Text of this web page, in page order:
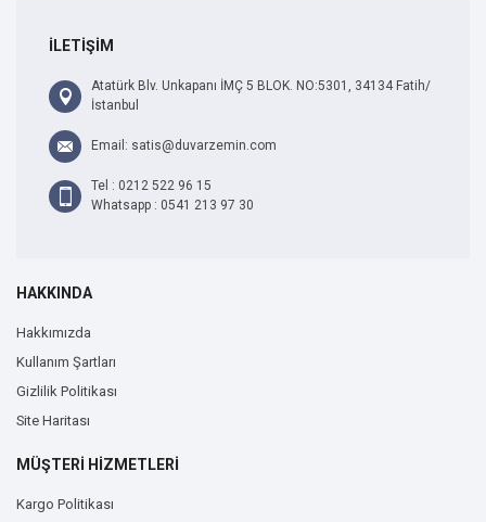
İLETİŞİM
Atatürk Blv. Unkapanı İMÇ 5 BLOK. NO:5301, 34134 Fatih/
İstanbul
Email: satis@duvarzemin.com
Tel : 0212 522 96 15
Whatsapp : 0541 213 97 30
HAKKINDA
Hakkımızda
Kullanım Şartları
Gizlilik Politikası
Site Haritası
MÜŞTERİ HİZMETLERİ
Kargo Politikası